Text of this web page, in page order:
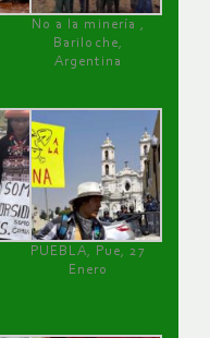
No a la minería ,
Bariloche,
Argentina
PUEBLA, Pue, 27
Enero